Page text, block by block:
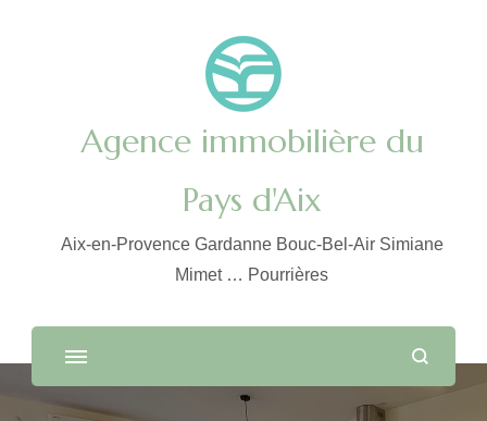
Agence immobilière du
Pays d'Aix
Aix-en-Provence Gardanne Bouc-Bel-Air Simiane
Mimet … Pourrières